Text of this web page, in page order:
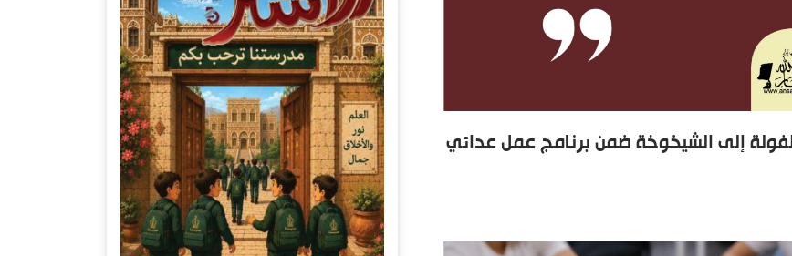
إلى الشيخوخة ضمن برنامج عمل عدائي